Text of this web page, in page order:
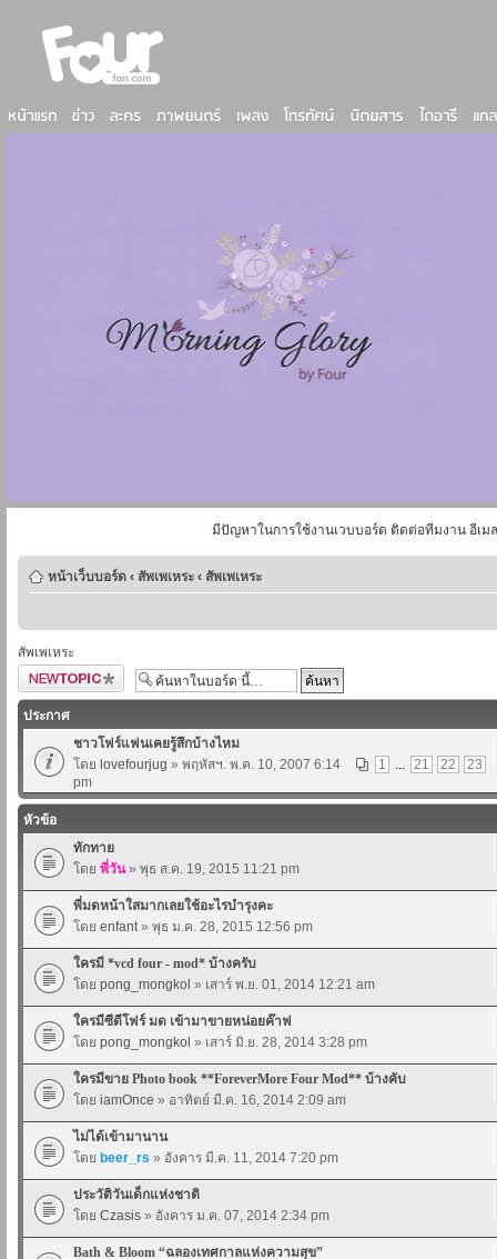
มีปัญหาในการใช้งานเวบบอร์ด ติดต่อทีมงาน อีเม
หน้าเว็บบอร์ด ‹ สัพเพเหระ ‹ สัพเพเหระ
สัพเพเหระ
ตั้งกระทู้ใหม่
ประกาศ
ชาวโฟร์แฟนเคยรู้สึกบ้างไหม
1
... 21 22 23
โดย lovefourjug » พฤหัสฯ. พ.ค. 10, 2007 6:14
pm
หัวข้อ
ทักทาย
โดย พี่วัน» พุธ ส.ค. 19, 2015 11:21 pm
พี่มดหน้าใสมากเลยใช้อะไรบำรุงคะ
โดย enfant» พุธ ม.ค. 28, 2015 12:56 pm
ใครมี *vcd four - mod* บ้างครับ
โดย pong_mongkol » เสาร์ พ.ย. 01, 2014 12:21 am
ใครมีซีดีโฟร์ มด เข้ามาขายหน่อยค๊าฟ
โดย pong_mongkol » เสาร์ มิ.ย. 28, 2014 3:28 pm
ใครมีขาย Photo book **ForeverMore Four Mod** บ้างคับ
โดย iamOnce » อาทิตย์ มี.ค. 16, 2014 2:09 am
ไม่ได้เข้ามานาน
โดย beer_rs » อังคาร มี.ค. 11, 2014 7:20 pm
ประวัติวันเด็กแห่งชาติ
โดย Czasis » อังคาร ม.ค. 07, 2014 2:34 pm
Bath & Bloom “ฉลองเทศกาลแห่งความสุข”